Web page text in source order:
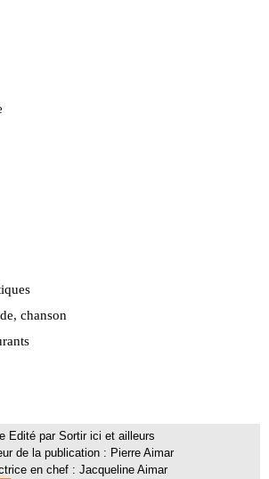
chanson
Edité par Sortir ici et ailleurs
de la publication : Pierre Aimar
en chef : Jacqueline Aimar